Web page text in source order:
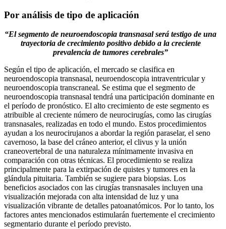
Por análisis de tipo de aplicación
“El segmento de neuroendoscopia transnasal será testigo de una
trayectoria de crecimiento positivo debido a la creciente
prevalencia de tumores cerebrales”
Según el tipo de aplicación, el mercado se clasifica en
neuroendoscopia transnasal, neuroendoscopia intraventricular y
neuroendoscopia transcraneal. Se estima que el segmento de
neuroendoscopia transnasal tendrá una participación dominante en
el período de pronóstico. El alto crecimiento de este segmento es
atribuible al creciente número de neurocirugías, como las cirugías
transnasales, realizadas en todo el mundo. Estos procedimientos
ayudan a los neurocirujanos a abordar la región paraselar, el seno
cavernoso, la base del cráneo anterior, el clivus y la unión
craneovertebral de una naturaleza mínimamente invasiva en
comparación con otras técnicas. El procedimiento se realiza
principalmente para la extirpación de quistes y tumores en la
glándula pituitaria. También se sugiere para biopsias. Los
beneficios asociados con las cirugías transnasales incluyen una
visualización mejorada con alta intensidad de luz y una
visualización vibrante de detalles patoanatómicos. Por lo tanto, los
factores antes mencionados estimularán fuertemente el crecimiento
segmentario durante el período previsto.